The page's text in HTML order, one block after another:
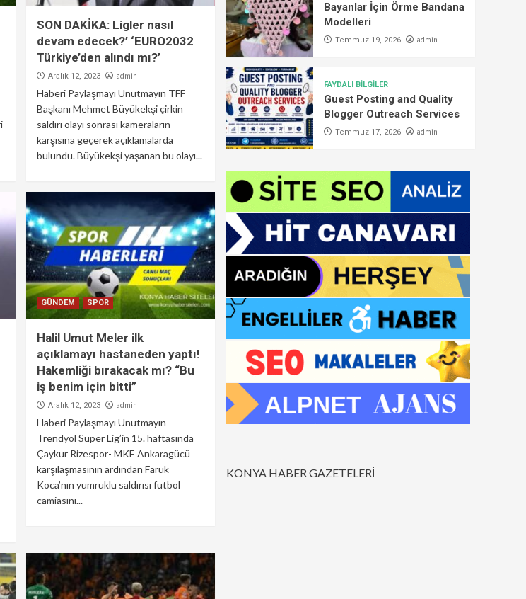
SON DAKİKA: Ligler nasıl
devam edecek?’ ‘EURO2032
Türkiye’den alındı mı?’
Aralık 12, 2023 admin
Haberi Paylaşmayı Unutmayın TFF
Başkanı Mehmet Büyükekşi çirkin
saldırı olayı sonrası kameraların
karşısına geçerek açıklamalarda
bulundu. Büyükekşi yaşanan bu olayı...
GÜNDEM SPOR
Halil Umut Meler ilk
açıklamayı hastaneden yaptı!
Hakemliği bırakacak mı? “Bu
iş benim için bitti”
Aralık 12, 2023 admin
Haberi Paylaşmayı Unutmayın
Trendyol Süper Lig’in 15. haftasında
Çaykur Rizespor- MKE Ankaragücü
karşılaşmasının ardından Faruk
Koca’nın yumruklu saldırısı futbol
camiasını...
Bayanlar İçin Örme Bandana
Modelleri
Temmuz 19, 2026 admin
FAYDALI BİLGİLER
Guest Posting and Quality
Blogger Outreach Services
Temmuz 17, 2026 admin
KONYA HABER GAZETELERİ